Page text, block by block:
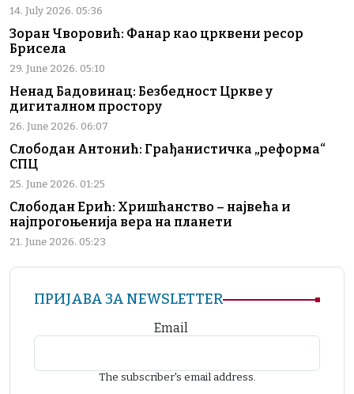
14. July 2026. 05:36
Зоран Чворовић: Фанар као црквени ресор
Брисела
29. June 2026. 05:10
Ненад Бадовинац: Безбедност Цркве у
дигиталном простору
26. June 2026. 06:07
Слободан Антонић: Грађанистичка „реформа“
СПЦ
25. June 2026. 01:25
Слободан Ерић: Хришћанство – највећа и
најпрогоњенија вера на планети
21. June 2026. 05:23
ПРИЈАВА ЗА NEWSLETTER
Email
The subscriber's email address.